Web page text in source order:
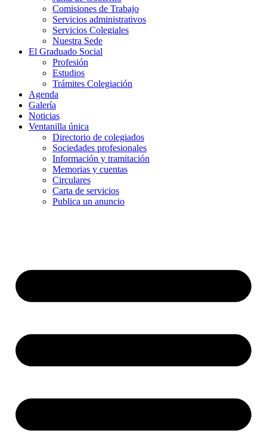
Comisiones de Trabajo
Servicios administrativos
Servicios Colegiales
Nuestra Sede
El Graduado Social
Profesión
Estudios
Trámites Colegiación
Agenda
Galería
Noticias
Ventanilla única
Directorio de colegiados
Sociedades profesionales
Información y tramitación
Memorias y cuentas
Circulares
Carta de servicios
Publica un anuncio